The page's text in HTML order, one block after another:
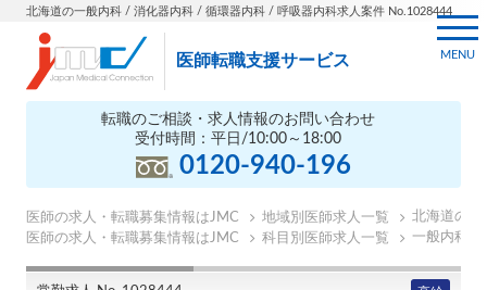
北海道の一般内科 / 消化器内科 / 循環器内科 / 呼吸器内科求人案件 No.1028444
医師転職支援サービス
転職のご相談・求人情報のお問い合わせ
受付時間：平日/10:00～18:00
0120-940-196
MENU
医師の求人・転職募集情報はJMC 地域別医師求人一覧
北海道の医
医師の求人・転職募集情報はJMC
科目別医師求人一覧 一般内科の